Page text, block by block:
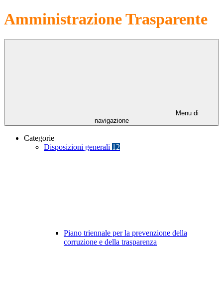
Amministrazione Trasparente
Menu di
navigazione
Categorie
Disposizioni generali 12
Piano triennale per la prevenzione della
corruzione e della trasparenza